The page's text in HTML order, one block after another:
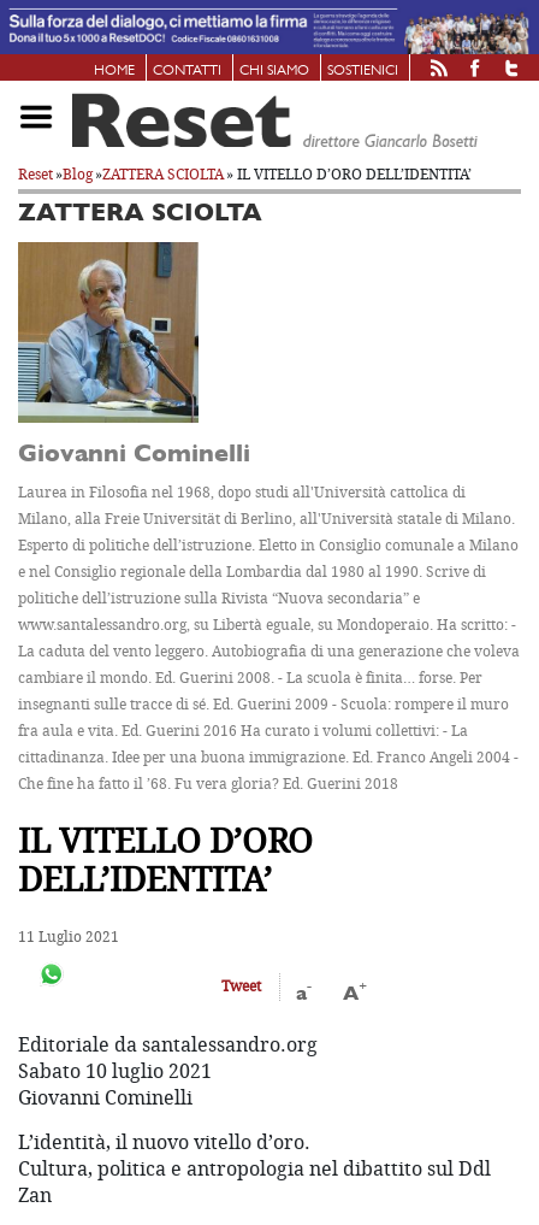
HOME CONTATTI CHI SIAMO SOSTIENICI
Reset»Blog»ZATTERA SCIOLTA» IL VITELLO D’ORO DELL’IDENTITA’
ZATTERA SCIOLTA
Giovanni Cominelli
Laurea in Filosofia nel 1968, dopo studi all'Università cattolica di
Milano, alla Freie Universität di Berlino, all'Università statale di Milano.
Esperto di politiche dell’istruzione. Eletto in Consiglio comunale a Milano
e nel Consiglio regionale della Lombardia dal 1980 al 1990. Scrive di
politiche dell’istruzione sulla Rivista “Nuova secondaria” e
www.santalessandro.org, su Libertà eguale, su Mondoperaio. Ha scritto: -
La caduta del vento leggero. Autobiografia di una generazione che voleva
cambiare il mondo. Ed. Guerini 2008. - La scuola è finita… forse. Per
insegnanti sulle tracce di sé. Ed. Guerini 2009 - Scuola: rompere il muro
fra aula e vita. Ed. Guerini 2016 Ha curato i volumi collettivi: - La
cittadinanza. Idee per una buona immigrazione. Ed. Franco Angeli 2004 -
Che fine ha fatto il ’68. Fu vera gloria? Ed. Guerini 2018
IL VITELLO D’ORO
DELL’IDENTITA’
11 Luglio 2021
Tweet a- A+
Editoriale da santalessandro.org
Sabato 10 luglio 2021
Giovanni Cominelli
L’identità, il nuovo vitello d’oro.
Cultura, politica e antropologia nel dibattito sul Ddl
Zan